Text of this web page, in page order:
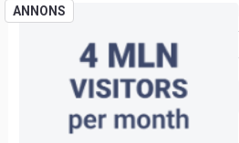
ANNONS